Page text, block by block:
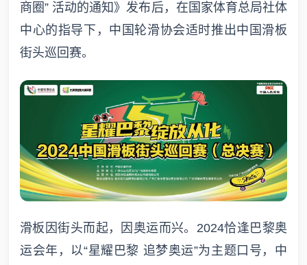
商圈” 活动的通知》发布后，在国家体育总局社体
中心的指导下，中国轮滑协会适时推出中国滑板
街头巡回赛。
滑板因街头而起，因奥运而兴。2024恰逢巴黎奥
运会年，以“星耀巴黎 追梦奥运”为主题口号，中